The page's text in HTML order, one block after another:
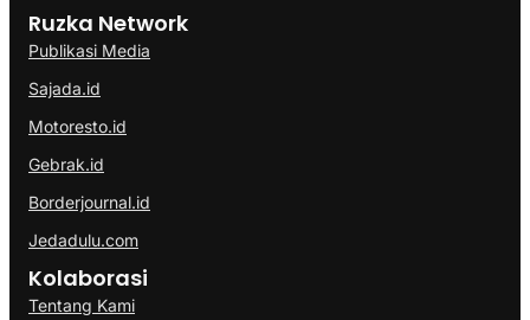
Ruzka Network
Publikasi Media
Sajada.id
Motoresto.id
Gebrak.id
Borderjournal.id
Jedadulu.com
Kolaborasi
Tentang Kami